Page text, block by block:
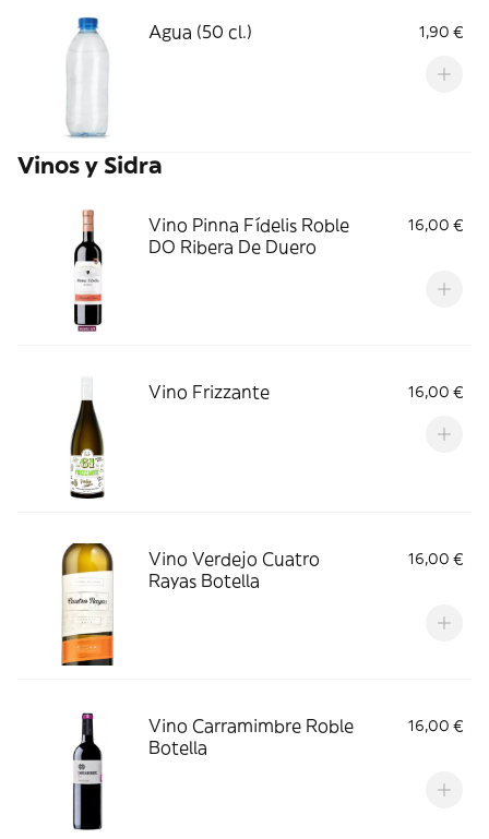
Agua (50 cl.) 1,90 €
Vinos y Sidra
Vino Pinna Fídelis Roble
DO Ribera De Duero
16,00 €
Vino Frizzante 16,00 €
Vino Verdejo Cuatro
Rayas Botella
16,00 €
Vino Carramimbre Roble
Botella
16,00 €